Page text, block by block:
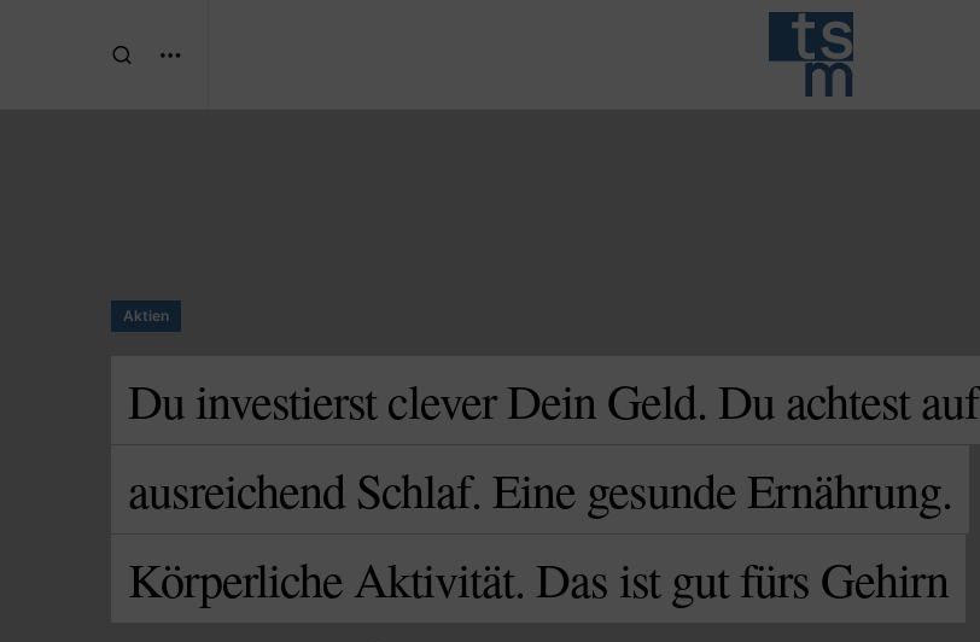
Aktien
Du investierst clever Dein Geld. Du achtest auf
ausreichend Schlaf. Eine gesunde Ernährung.
Körperliche Aktivität. Das ist gut fürs Gehirn